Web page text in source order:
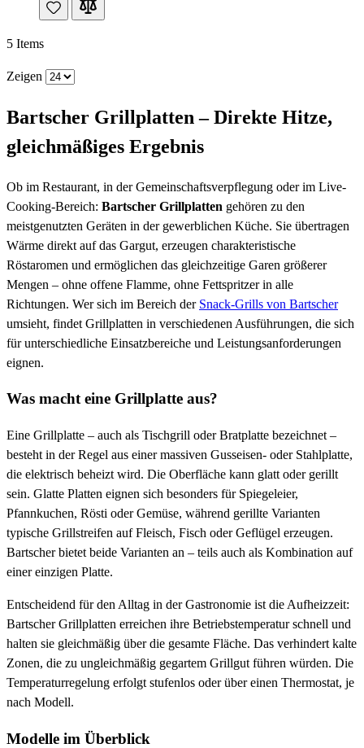
5 Items
Zeigen
Bartscher Grillplatten – Direkte Hitze,
gleichmäßiges Ergebnis
Ob im Restaurant, in der Gemeinschaftsverpflegung oder im Live-
Cooking-Bereich: Bartscher Grillplatten gehören zu den
meistgenutzten Geräten in der gewerblichen Küche. Sie übertragen
Wärme direkt auf das Gargut, erzeugen charakteristische
Röstaromen und ermöglichen das gleichzeitige Garen größerer
Mengen – ohne offene Flamme, ohne Fettspritzer in alle
Richtungen. Wer sich im Bereich der Snack-Grills von Bartscher
umsieht, findet Grillplatten in verschiedenen Ausführungen, die sich
für unterschiedliche Einsatzbereiche und Leistungsanforderungen
eignen.
Was macht eine Grillplatte aus?
Eine Grillplatte – auch als Tischgrill oder Bratplatte bezeichnet –
besteht in der Regel aus einer massiven Gusseisen- oder Stahlplatte,
die elektrisch beheizt wird. Die Oberfläche kann glatt oder gerillt
sein. Glatte Platten eignen sich besonders für Spiegeleier,
Pfannkuchen, Rösti oder Gemüse, während gerillte Varianten
typische Grillstreifen auf Fleisch, Fisch oder Geflügel erzeugen.
Bartscher bietet beide Varianten an – teils auch als Kombination auf
einer einzigen Platte.
Entscheidend für den Alltag in der Gastronomie ist die Aufheizzeit:
Bartscher Grillplatten erreichen ihre Betriebstemperatur schnell und
halten sie gleichmäßig über die gesamte Fläche. Das verhindert kalte
Zonen, die zu ungleichmäßig gegartem Grillgut führen würden. Die
Temperaturregelung erfolgt stufenlos oder über einen Thermostat, je
nach Modell.
Modelle im Überblick